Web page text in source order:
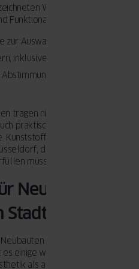
Wahl für anspruchsvolle
Funktionalität legen.
zur Auswahl
inklusive Sonderformen
auf Fassaden und
tragen nicht nur zur optischen
praktische Vorteile wie
Kunststofffenster sind daher eine
die sowohl ästhetische
müssen.
Neubauten und
oder Renovierungen
einige wichtige Aspekte zu
als auch die Funktionalität zu